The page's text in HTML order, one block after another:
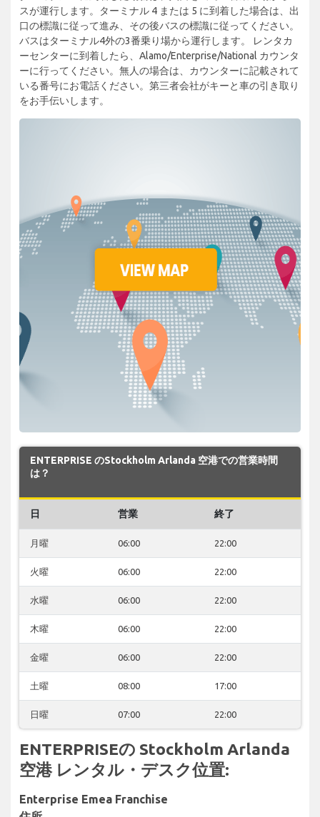
スが運行します。ターミナル 4 または 5 に到着した場合は、出
口の標識に従って進み、その後バスの標識に従ってください。
バスはターミナル4外の3番乗り場から運行します。 レンタカ
ーセンターに到着したら、Alamo/Enterprise/National カウンタ
ーに行ってください。無人の場合は、カウンターに記載されて
いる番号にお電話ください。第三者会社がキーと車の引き取り
をお手伝いします。
ENTERPRISE のStockholm Arlanda 空港での営業時間
は？
日 営業 終了
月曜 06:00 22:00
火曜 06:00 22:00
水曜 06:00 22:00
木曜 06:00 22:00
金曜 06:00 22:00
土曜 08:00 17:00
日曜 07:00 22:00
ENTERPRISEの Stockholm Arlanda
空港 レンタル・デスク位置:
Enterprise Emea Franchise